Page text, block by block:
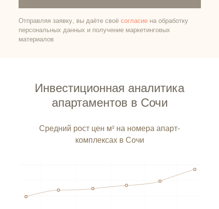
Отправляя заявку, вы даёте своё согласиена обработку
персональных данных и получение маркетинговых
материалов
Инвестиционная аналитика
апартаментов в Сочи
Средний рост цен м² на номера апарт-
комплексах в Сочи